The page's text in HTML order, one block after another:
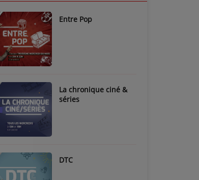
Entre Pop
La chronique ciné &
séries
DTC